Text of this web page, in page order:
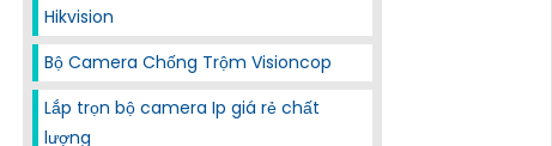
Hikvision
Bộ Camera Chống Trộm Visioncop
Lắp trọn bộ camera Ip giá rẻ chất
lượng